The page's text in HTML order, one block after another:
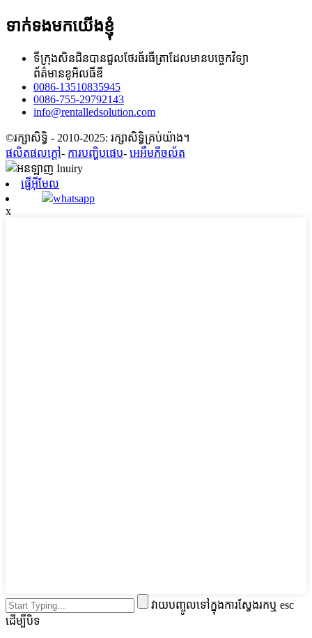
ទាក់ទងមកយើងខ្ញុំ
ទីក្រុងសិនជិនបានជួលថែរធ័រធីត្រាដែលមានបច្ចេកវិទ្យា
ព័ត៌មានខូអិលធីឌី
0086-13510835945
0086-755-29792143
info@rentalledsolution.com
©រក្សាសិទ្ធិ - 2010-2025: រក្សាសិទ្ធិគ្រប់យ៉ាង។
ផលិតផលក្តៅ- ការបញ្ហិបផេប- អេអឹមភីចល័ត
ផ្ញើអ៊ីមែល
whatsapp
x
វាយបញ្ចូលទៅក្នុងការស្វែងរកឬ esc
ដើម្បីបិទ